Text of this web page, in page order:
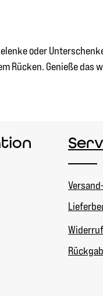
oder
Rücken. Genieße das